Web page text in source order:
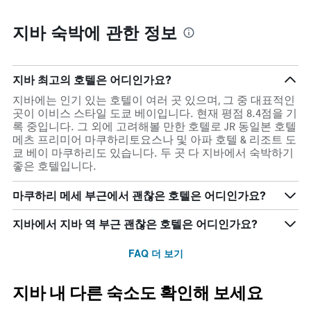
지바 숙박에 관한 정보
지바 최고의 호텔은 어디인가요?
지바에는 인기 있는 호텔이 여러 곳 있으며, 그 중 대표적인
곳이 이비스 스타일 도쿄 베이입니다. 현재 평점 8.4점을 기
록 중입니다. 그 외에 고려해볼 만한 호텔로 JR 동일본 호텔
메츠 프리미어 마쿠하리토요스나 및 아파 호텔 & 리조트 도
쿄 베이 마쿠하리도 있습니다. 두 곳 다 지바에서 숙박하기
좋은 호텔입니다.
마쿠하리 메세 부근에서 괜찮은 호텔은 어디인가요?
지바에서 지바 역 부근 괜찮은 호텔은 어디인가요?
FAQ 더 보기
지바 내 다른 숙소도 확인해 보세요